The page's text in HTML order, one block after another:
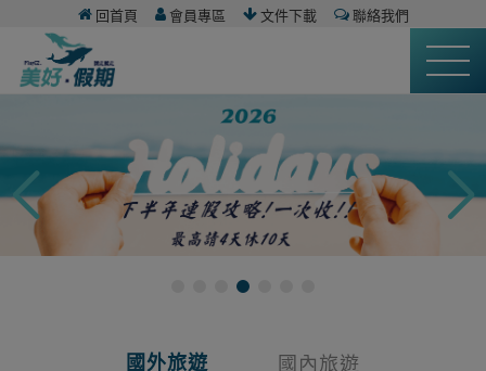
回首頁 會員專區 文件下載 聯絡我們
國外旅遊 國內旅遊